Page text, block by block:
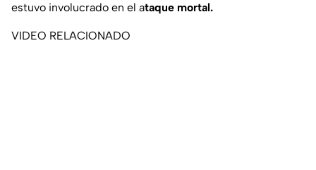
estuvo involucrado en el ataque mortal.
VIDEO RELACIONADO